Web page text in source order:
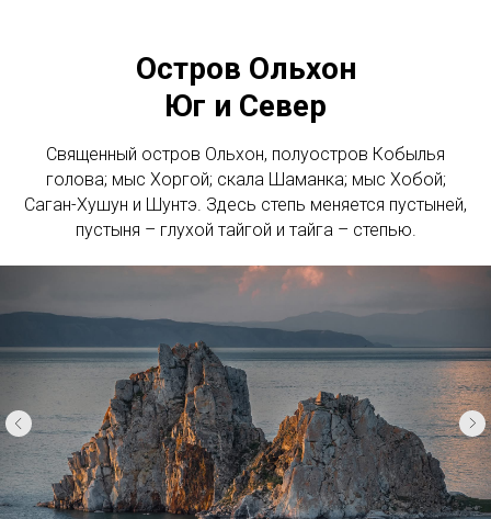
Остров Ольхон
Юг и Север
Священный остров Ольхон, полуостров Кобылья
голова; мыс Хоргой; скала Шаманка; мыс Хобой;
Саган-Хушун и Шунтэ. Здесь степь меняется пустыней,
пустыня – глухой тайгой и тайга – степью.